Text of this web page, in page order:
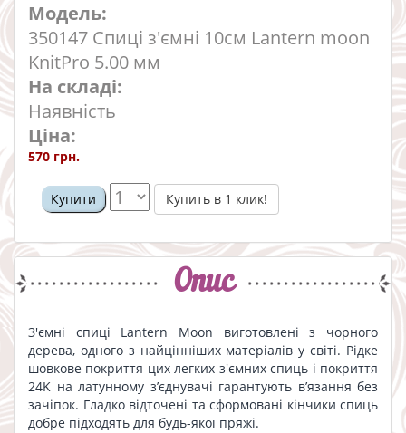
Модель:
350147 Спиці з'ємні 10см Lantern moon
KnitPro 5.00 мм
На складі:
Наявність
Ціна:
570 грн.
Купити Купить в 1 клик!
Опис
З'ємні спиці Lantern Moon виготовлені з чорного
дерева, одного з найцінніших матеріалів у світі. Рідке
шовкове покриття цих легких з'ємних спиць і покриття
24K на латунному з’єднувачі гарантують в’язання без
зачіпок. Гладко відточені та сформовані кінчики спиць
добре підходять для будь-якої пряжі.